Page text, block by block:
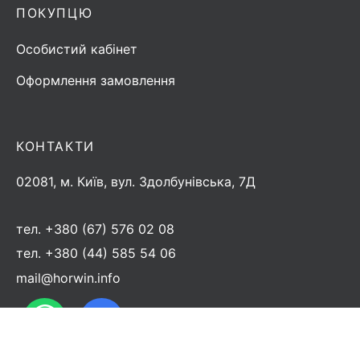
КОНТАКТИ
02081, м. Київ, вул. Здолбунівська, 7Д
тел. +380 (67) 576 02 08
тел. +380 (44) 585 54 06
mail@horwin.info
ПОКУПЦЮ
Особистий кабінет
Оформлення замовлення